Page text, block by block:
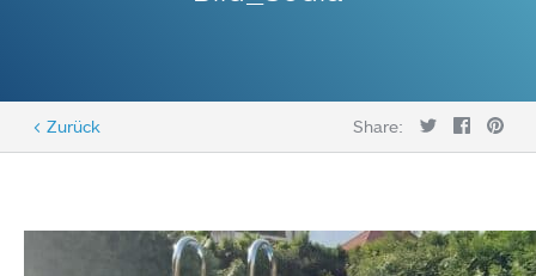
< Zurück Share: